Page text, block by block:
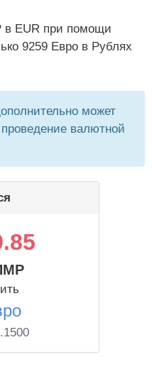
в EUR при помощи
9259 Евро в Рублях
может
валютной